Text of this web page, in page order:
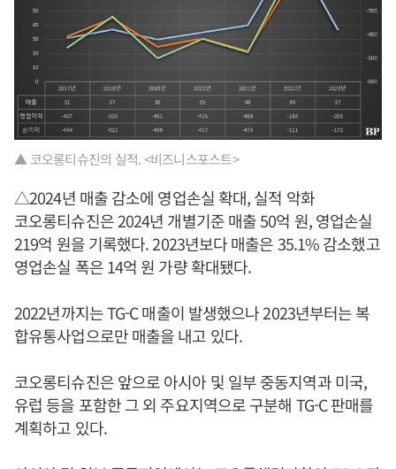
▲ 코오롱티슈진의 실적. <비즈니스포스트>
△2024년 매출 감소에 영업손실 확대, 실적 악화
코오롱티슈진은 2024년 개별기준 매출 50억 원, 영업손실
219억 원을 기록했다. 2023년보다 매출은 35.1% 감소했고
영업손실 폭은 14억 원 가량 확대됐다.
2022년까지는 TG-C 매출이 발생했으나 2023년부터는 복
합유통사업으로만 매출을 내고 있다.
코오롱티슈진은 앞으로 아시아 및 일부 중동지역과 미국,
유럽 등을 포함한 그 외 주요지역으로 구분해 TG-C 판매를
계획하고 있다.